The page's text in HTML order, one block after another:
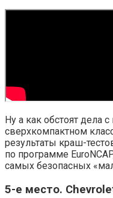
Ну а как обстоят дела
сверхкомпактном
результаты краш-
по программе
самых безопасных
5-е место.